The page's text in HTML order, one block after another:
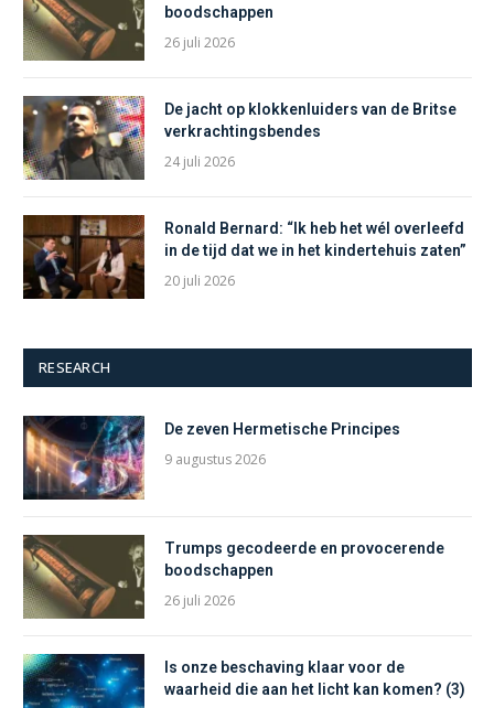
boodschappen
26 juli 2026
De jacht op klokkenluiders van de Britse
verkrachtingsbendes
24 juli 2026
Ronald Bernard: “Ik heb het wél overleefd
in de tijd dat we in het kindertehuis zaten”
20 juli 2026
RESEARCH
De zeven Hermetische Principes
9 augustus 2026
Trumps gecodeerde en provocerende
boodschappen
26 juli 2026
Is onze beschaving klaar voor de
waarheid die aan het licht kan komen? (3)